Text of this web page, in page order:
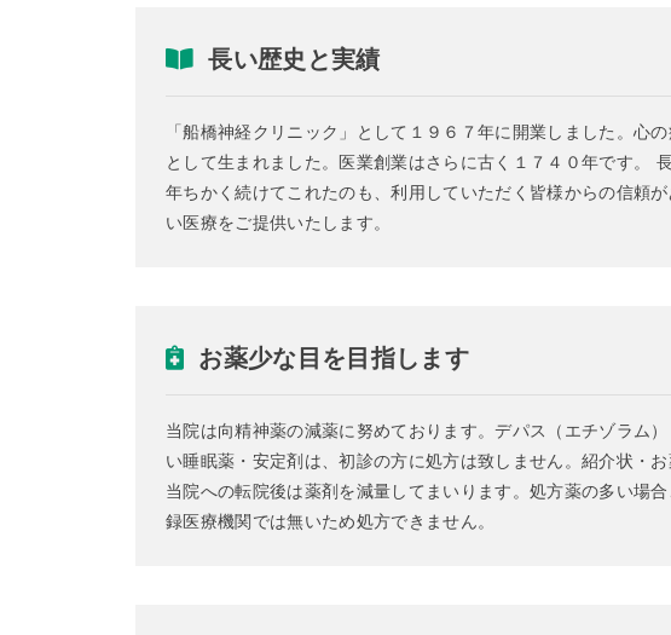
長い歴史と実績
「船橋神経クリニック」として１９６７年に開業しました。
として生まれました。医業創業はさらに古く１７４０年です。
年ちかく続けてこれたのも、利用していただく皆様からの信頼
い医療をご提供いたします。
お薬少な目を目指します
当院は向精神薬の減薬に努めております。デパス（エチゾラム
い睡眠薬・安定剤は、初診の方に処方は致しません。紹介状・
当院への転院後は薬剤を減量してまいります。処方薬の多い場
録医療機関では無いため処方できません。